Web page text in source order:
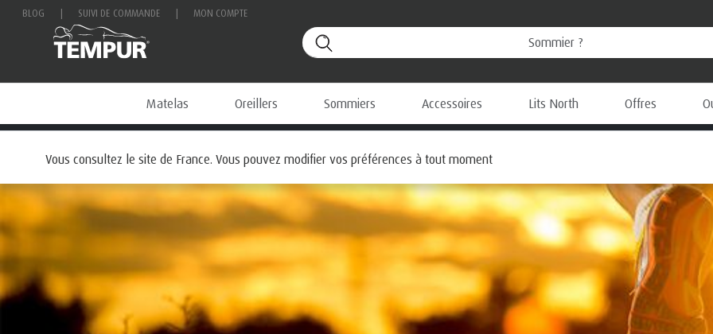
BLOG SUIVI DE COMMANDE MON COMPTE
Matelas Oreillers Sommiers Accessoires Lits North Offres
Vous consultez le site de France. Vous pouvez modifier vos préférences à tout moment